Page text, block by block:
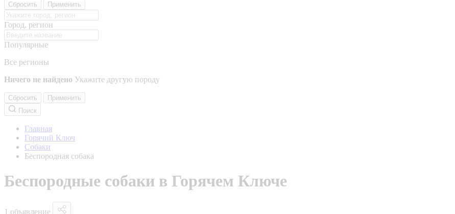
Сбросить Применить
Город, регион
Популярные
Все регионы
Ничего не найдено Укажите другую породу
Сбросить
Применить
Поиск
Главная
Горячий Ключ
Собаки
Беспородная собака
Беспородные собаки в Горячем Ключе
1 объявление